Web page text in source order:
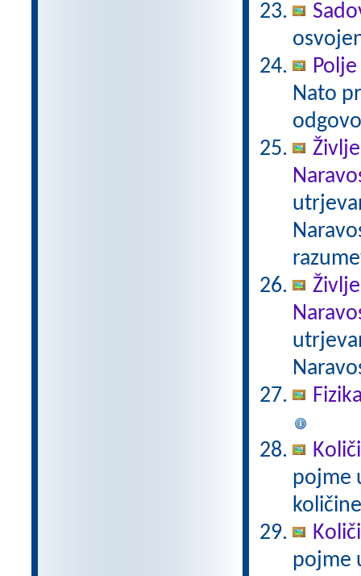
Nato
pojme
pojme